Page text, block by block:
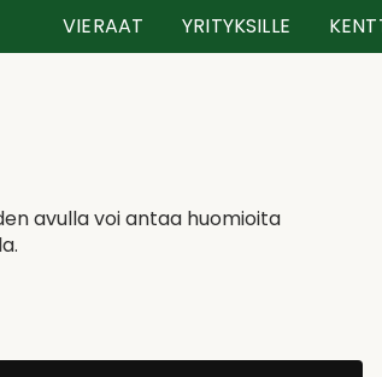
VIERAAT YRITYKSILLE
avulla voi antaa huomioita